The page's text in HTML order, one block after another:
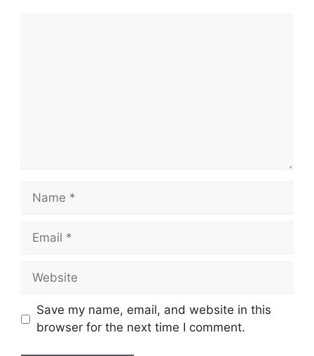
Name
Email
Website
Save my name, email, and website in this
browser for the next time I comment.